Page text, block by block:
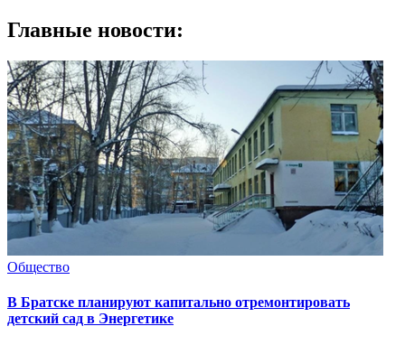
Главные новости:
Общество
В Братске планируют капитально отремонтировать
детский сад в Энергетике